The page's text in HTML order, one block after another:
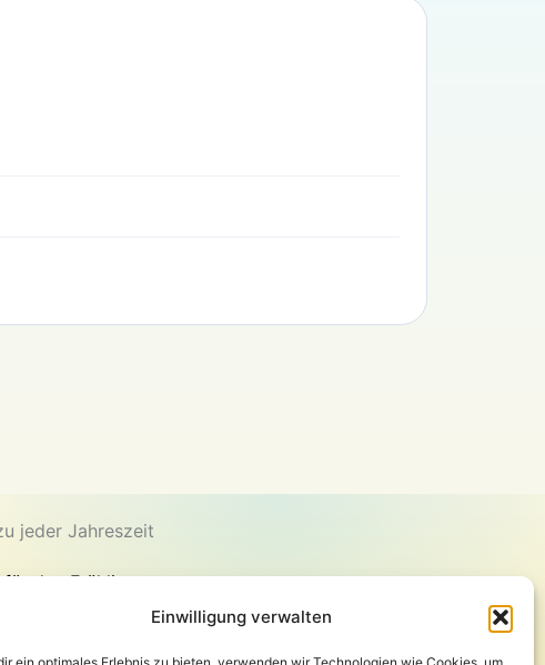
Einwilligung verwalten
jeder Jahreszeit
den Frühling
den Sommer
den Herbst